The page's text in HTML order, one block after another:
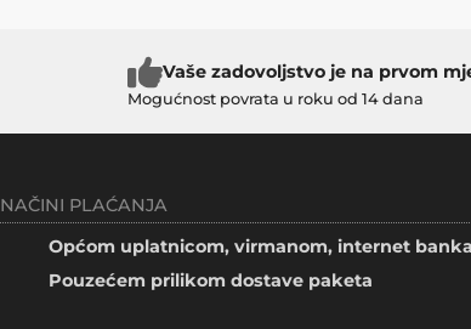
Vaše zadovoljstvo je na prvom
Mogućnost povrata u roku od 14 dana
NAČINI PLAĆANJA
Općom uplatnicom, virmanom, internet
Pouzećem prilikom dostave paketa